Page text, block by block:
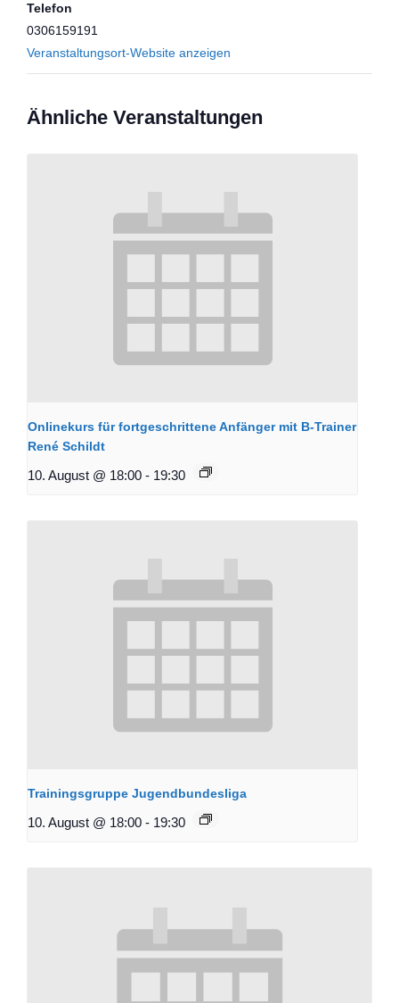
Telefon
0306159191
Veranstaltungsort-Website anzeigen
Ähnliche Veranstaltungen
Onlinekurs für fortgeschrittene Anfänger mit B-Trainer
René Schildt
10. August @ 18:00 - 19:30
Trainingsgruppe Jugendbundesliga
10. August @ 18:00 - 19:30